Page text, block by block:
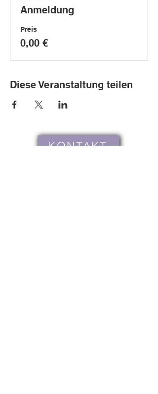
Anmeldung
Preis
0,00 €
Diese Veranstaltung teilen
KONTAKT